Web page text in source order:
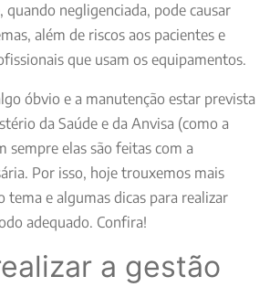
negligenciada, pode causar
além de riscos aos pacientes e
que usam os equipamentos.
óbvio e a manutenção estar prevista
da Saúde e da Anvisa (como a
sempre elas são feitas com a
Por isso, hoje trouxemos mais
tema e algumas dicas para realizar
adequado. Confira!
a gestão